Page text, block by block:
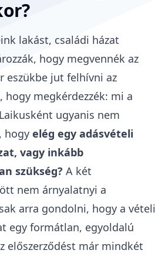
lakást, családi házat
hogy megvennék az
eszükbe jut felhívni az
hogy megkérdezzék: mi a
ugyanis nem
hogy elég egy adásvételi
, vagy inkább
szükség? A két
nem árnyalatnyi a
arra gondolni, hogy a vételi
egy formátlan, egyoldalú
előszerződést már mindkét